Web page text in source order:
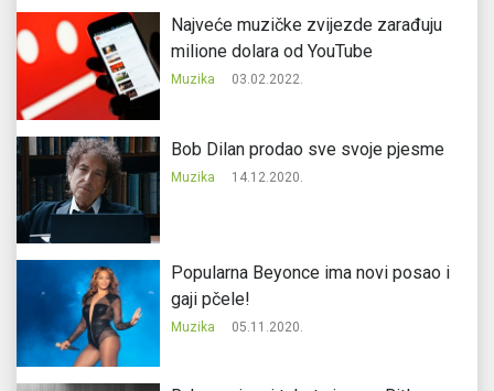
Najveće muzičke zvijezde zarađuju
milione dolara od YouTube
Muzika 03.02.2022.
Bob Dilan prodao sve svoje pjesme
Muzika 14.12.2020.
Popularna Beyonce ima novi posao i
gaji pčele!
Muzika 05.11.2020.